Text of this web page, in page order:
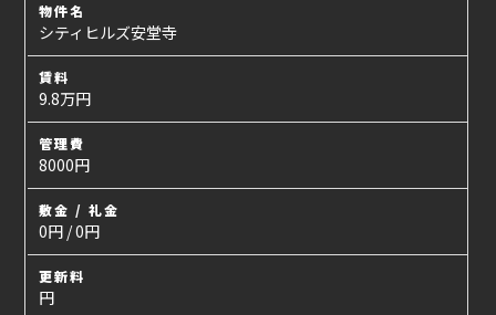
物件名
シティヒルズ安堂寺
賃料
9.8万円
管理費
8000円
敷金 / 礼金
0円 / 0円
更新料
円